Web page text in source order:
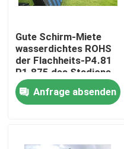
Qualitätskontrolle
Kontaktiere uns
Nachrichten
Fälle
Gute Schirm-Miete
wasserdichtes ROHS
der Flachheits-P4.81
P1.875 des Stadions-
LED
Anfrage absenden